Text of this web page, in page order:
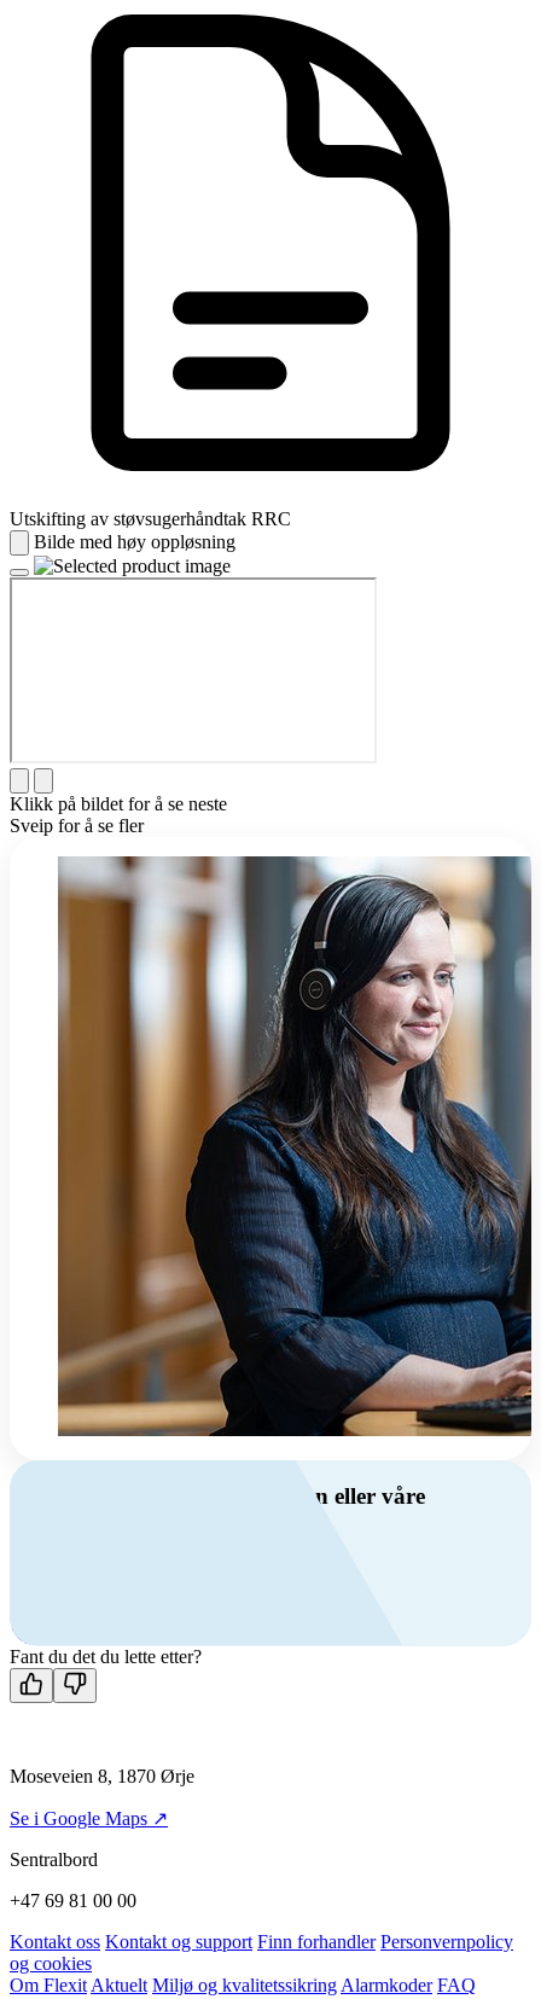
Utskifting av støvsugerhåndtak RRC
Bilde med høy oppløsning
Klikk på bildet for å se neste
Sveip for å se fler
Har du spørsmål om ventilasjon eller våre
Kontakt oss
Fant du det du lette etter?
Moseveien 8, 1870 Ørje
Se i Google Maps ↗
Sentralbord
+47 69 81 00 00
Kontakt oss Kontakt og support Finn forhandler Personvernpolicy
og cookies
Om Flexit Aktuelt Miljø og kvalitetssikring Alarmkoder FAQ